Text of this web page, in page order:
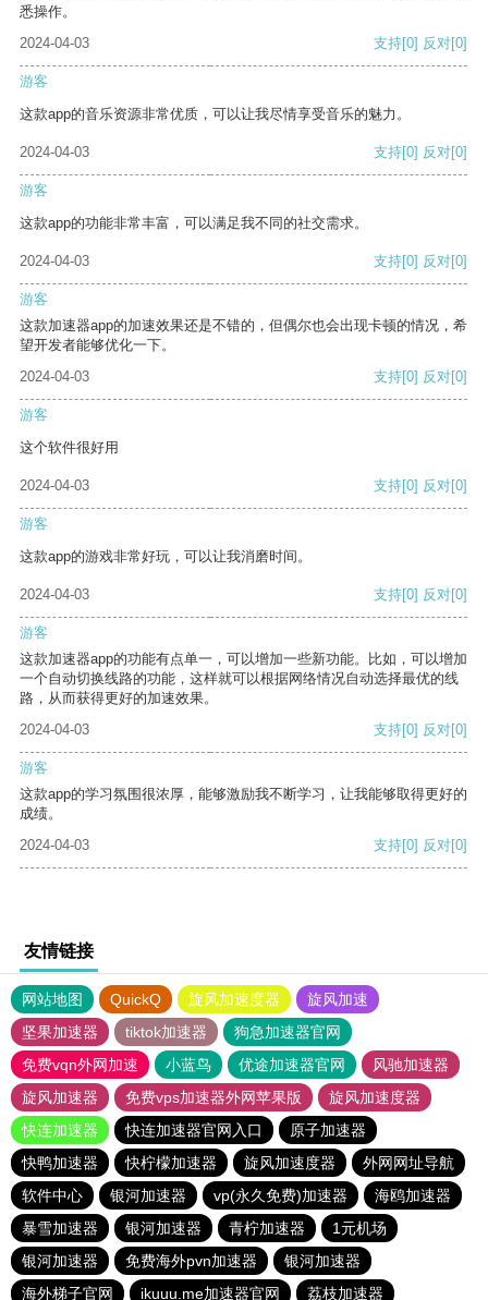
悉操作。
2024-04-03
支持[0] 反对[0]
游客
这款app的音乐资源非常优质，可以让我尽情享受音乐的魅力。
2024-04-03 支持[0] 反对[0]
游客
这款app的功能非常丰富，可以满足我不同的社交需求。
2024-04-03 支持[0] 反对[0]
游客
这款加速器app的加速效果还是不错的，但偶尔也会出现卡顿的情况，希
望开发者能够优化一下。
2024-04-03
支持[0] 反对[0]
游客
这个软件很好用
2024-04-03 支持[0] 反对[0]
游客
这款app的游戏非常好玩，可以让我消磨时间。
2024-04-03 支持[0] 反对[0]
游客
这款加速器app的功能有点单一，可以增加一些新功能。比如，可以增加
一个自动切换线路的功能，这样就可以根据网络情况自动选择最优的线
路，从而获得更好的加速效果。
2024-04-03
支持[0] 反对[0]
游客
这款app的学习氛围很浓厚，能够激励我不断学习，让我能够取得更好的
成绩。
2024-04-03
支持[0] 反对[0]
友情链接
网站地图 QuickQ 旋风加速度器
旋风加速
坚果加速器
tiktok加速器
狗急加速器官网
免费vqn外网加速
小蓝鸟 优途加速器官网
风驰加速器
旋风加速器
免费vps加速器外网苹果版
旋风加速度器
快连加速器
快连加速器官网入口
原子加速器
快鸭加速器
快柠檬加速器 旋风加速度器
外网网址导航
软件中心
银河加速器 vp(永久免费)加速器
海鸥加速器
暴雪加速器
银河加速器 青柠加速器
1元机场
银河加速器
免费海外pvn加速器
银河加速器
海外梯子官网
ikuuu.me加速器官网 荔枝加速器